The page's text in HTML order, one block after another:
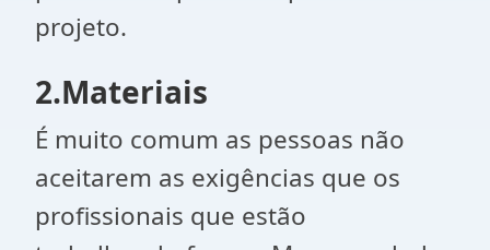
projeto.
2.Materiais
É muito comum as pessoas não
aceitarem as exigências que os
profissionais que estão